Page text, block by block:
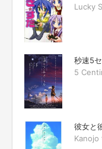
Lucky
秒速5
5
彼女と